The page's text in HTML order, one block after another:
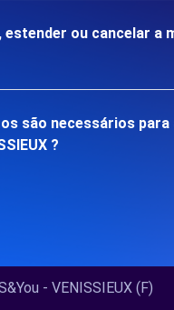
estender ou cancelar a
são necessários para
?
- VENISSIEUX (F)